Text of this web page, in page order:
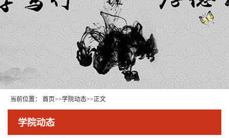
当前位置： 首页>>学院动态>>正文
学院动态